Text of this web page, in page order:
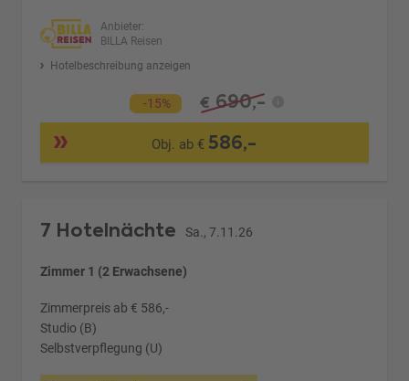
Anbieter:
BILLA Reisen
Hotelbeschreibung anzeigen
-15% € 690,-
Obj. ab € 586,-
7 Hotelnächte Sa., 7.11.26
Zimmer 1 (2 Erwachsene)
Zimmerpreis ab € 586,-
Studio (B)
Selbstverpflegung (U)